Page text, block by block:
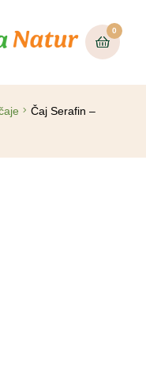
0
Čaj Serafin –